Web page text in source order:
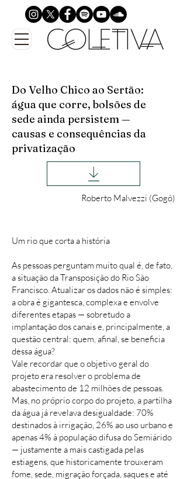
Do Velho Chico ao Sertão:
água que corre, bolsões de
sede ainda persistem —
causas e consequências da
privatização
Roberto Malvezzi (Gogó)
Um rio que corta a história
As pessoas perguntam muito qual é, de fato,
a situação da Transposição do Rio São
Francisco. Atualizar os dados não é simples:
a obra é gigantesca, complexa e envolve
diferentes etapas — sobretudo a
implantação dos canais e, principalmente, a
questão central: quem, afinal, se beneficia
dessa água?
Vale recordar que o objetivo geral do
projeto era resolver o problema de
abastecimento de 12 milhões de pessoas.
Mas, no próprio corpo do projeto, a partilha
da água já revelava desigualdade: 70%
destinados à irrigação, 26% ao uso urbano e
apenas 4% à população difusa do Semiárido
— justamente a mais castigada pelas
estiagens, que historicamente trouxeram
fome, sede, migração forçada, saques e até